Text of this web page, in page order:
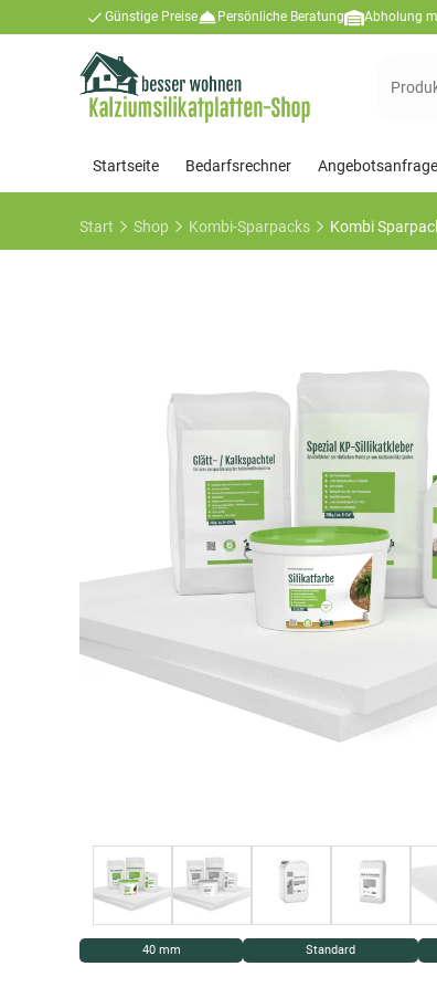
Günstige Preise Persönliche Beratung Abholung
Suchen
Startseite Bedarfsrechner Angebotsanfrage
Start Shop Kombi-Sparpacks Kombi
40 mm Standard